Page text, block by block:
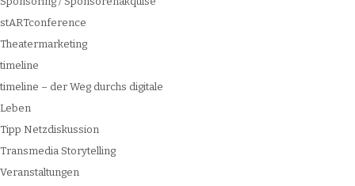
stARTconference
Theatermarketing
timeline
timeline – der Weg durchs digitale
Leben
Tipp Netzdiskussion
Transmedia Storytelling
Veranstaltungen